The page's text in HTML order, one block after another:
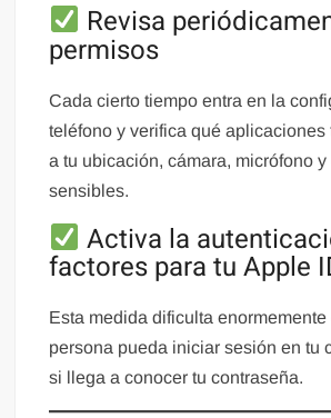
Revisa
permisos
Cada cierto tiempo entra en la
teléfono y verifica qué aplicaciones
a tu ubicación, cámara, micrófono
sensibles.
Activa la
factores para tu Apple
Esta medida dificulta enormemente
persona pueda iniciar sesión en tu
si llega a conocer tu contraseña.